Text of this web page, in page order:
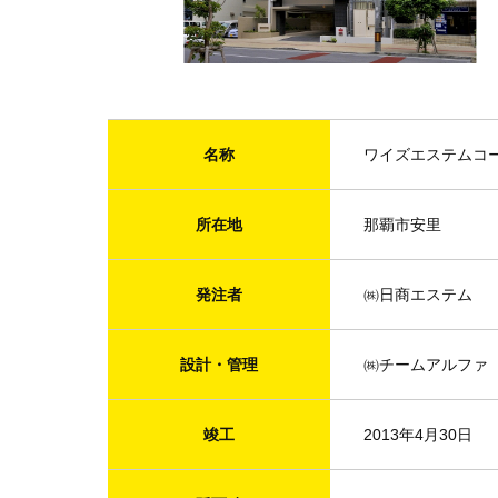
名称 ワイズエステムコ
所在地 那覇市安里
発注者 ㈱日商エステム
設計・管理 ㈱チームアルファ
竣工 2013年4月30日